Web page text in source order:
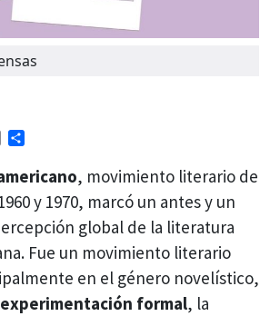
Email
, movimiento literario de
y 1970, marcó un antes y un
global de la literatura
Fue un movimiento literario
en el género novelístico,
experimentación formal, la